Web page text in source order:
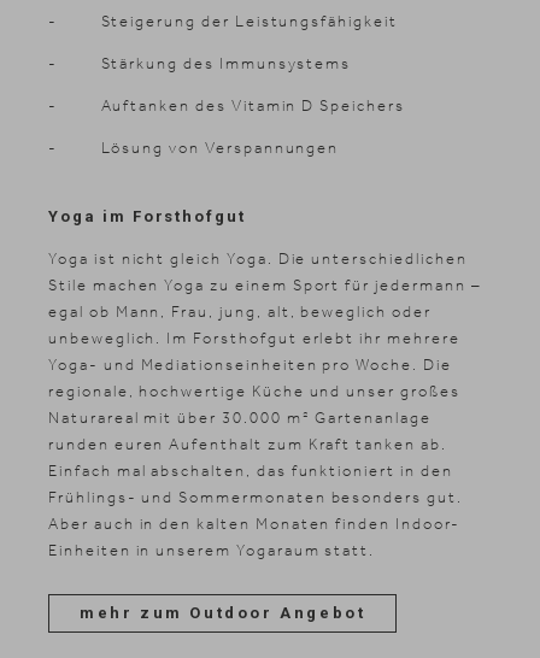
- Steigerung der Leistungsfähigkeit
- Stärkung des Immunsystems
- Auftanken des Vitamin D Speichers
- Lösung von Verspannungen
Yoga im Forsthofgut
Yoga ist nicht gleich Yoga. Die unterschiedlichen
Stile machen Yoga zu einem Sport für jedermann –
egal ob Mann, Frau, jung, alt, beweglich oder
unbeweglich. Im Forsthofgut erlebt ihr mehrere
Yoga- und Mediationseinheiten pro Woche. Die
regionale, hochwertige Küche und unser großes
Naturareal mit über 30.000 m² Gartenanlage
runden euren Aufenthalt zum Kraft tanken ab.
Einfach mal abschalten, das funktioniert in den
Frühlings- und Sommermonaten besonders gut.
Aber auch in den kalten Monaten finden Indoor-
Einheiten in unserem Yogaraum statt.
mehr zum Outdoor Angebot